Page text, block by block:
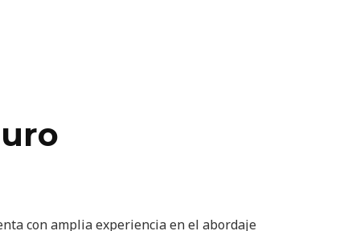
con amplia experiencia en el abordaje